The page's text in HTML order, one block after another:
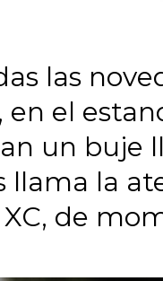
las
el
un buje
llama la
de